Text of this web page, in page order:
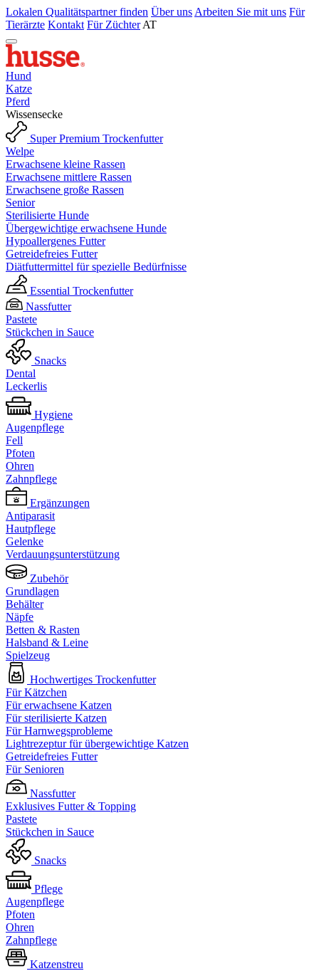
Lokalen Qualitätspartner finden Über uns Arbeiten Sie mit uns Für
Tierärzte Kontakt Für Züchter AT
Hund
Katze
Pferd
Wissensecke
Super Premium Trockenfutter
Welpe
Erwachsene kleine Rassen
Erwachsene mittlere Rassen
Erwachsene große Rassen
Senior
Sterilisierte Hunde
Übergewichtige erwachsene Hunde
Hypoallergenes Futter
Getreidefreies Futter
Diätfuttermittel für spezielle Bedürfnisse
Essential Trockenfutter
Nassfutter
Pastete
Stückchen in Sauce
Snacks
Dental
Leckerlis
Hygiene
Augenpflege
Fell
Pfoten
Ohren
Zahnpflege
Ergänzungen
Antiparasit
Hautpflege
Gelenke
Verdauungsunterstützung
Zubehör
Grundlagen
Behälter
Näpfe
Betten & Rasten
Halsband & Leine
Spielzeug
Hochwertiges Trockenfutter
Für Kätzchen
Für erwachsene Katzen
Für sterilisierte Katzen
Für Harnwegsprobleme
Lightrezeptur für übergewichtige Katzen
Getreidefreies Futter
Für Senioren
Nassfutter
Exklusives Futter & Topping
Pastete
Stückchen in Sauce
Snacks
Pflege
Augenpflege
Pfoten
Ohren
Zahnpflege
Katzenstreu